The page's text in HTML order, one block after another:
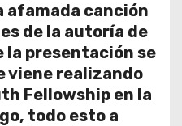
canción
de la autoría de
la presentación se
viene realizando
Fellowship en la
todo esto a